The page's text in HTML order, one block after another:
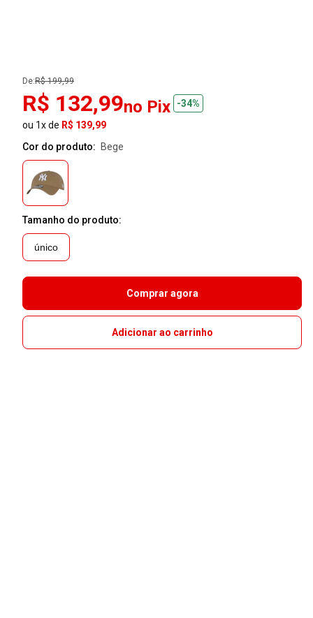
De:R$ 199,99
R$ 132,99no Pix
-34%
ou 1x de R$ 139,99
Cor do produto:
bege
Tamanho do produto:
único
Comprar agora
Adicionar ao carrinho